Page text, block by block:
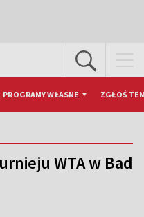
PROGRAMY WŁASNE ZGŁOŚ
WTA w Bad